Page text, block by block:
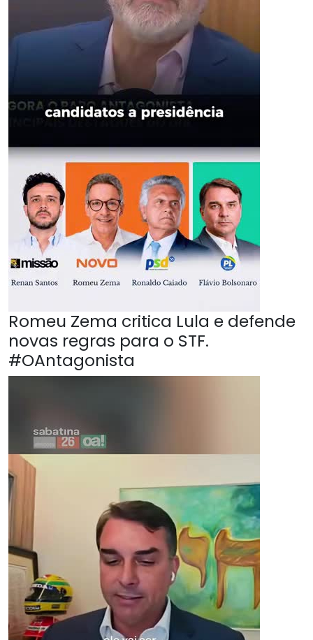
Romeu Zema critica Lula e defende
novas regras para o STF.
#OAntagonista